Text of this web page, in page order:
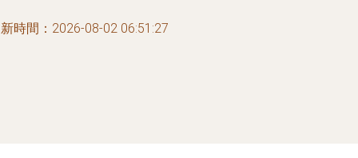
時間：2026-08-02 06:51:27